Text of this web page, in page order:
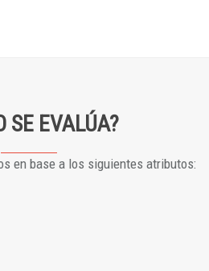
SE EVALÚA?
en base a los siguientes atributos: